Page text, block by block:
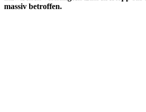
massiv betroffen.